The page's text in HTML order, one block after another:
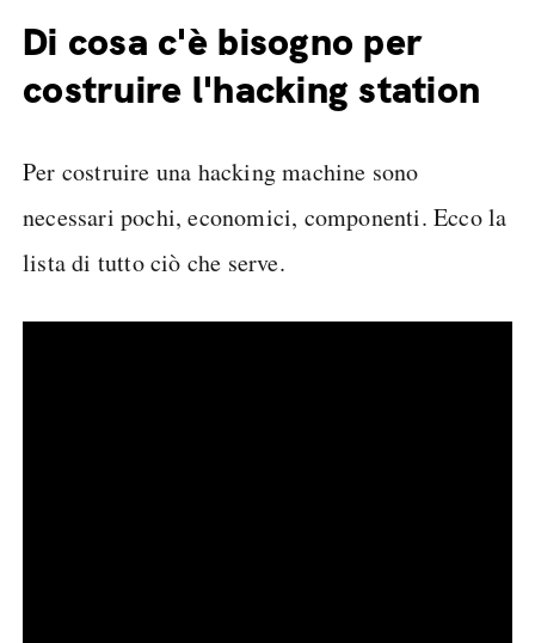
Di cosa c'è bisogno per
costruire l'hacking station
Per costruire una hacking machine sono
necessari pochi, economici, componenti. Ecco la
lista di tutto ciò che serve.